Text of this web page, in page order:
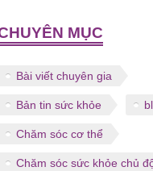
MỤC
Bài viết chuyên gia
Bản tin sức khỏe
Chăm sóc cơ thể
Chăm sóc sức khỏe chủ